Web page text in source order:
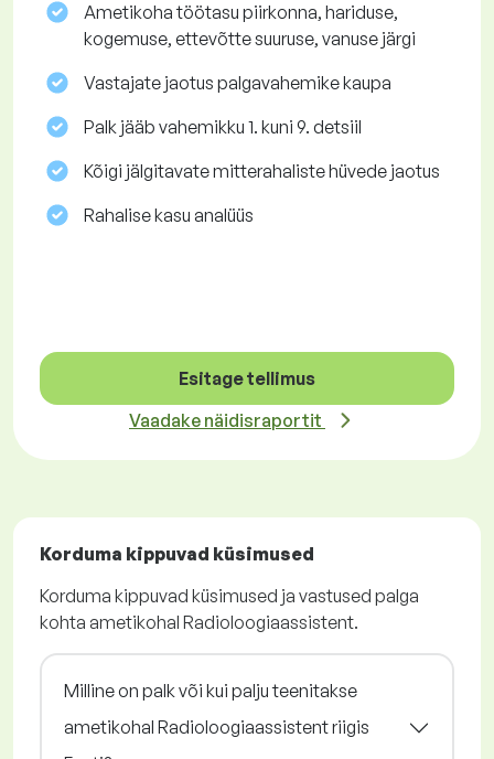
Ametikoha töötasu piirkonna, hariduse,
kogemuse, ettevõtte suuruse, vanuse järgi
Vastajate jaotus palgavahemike kaupa
Palk jääb vahemikku 1. kuni 9. detsiil
Kõigi jälgitavate mitterahaliste hüvede jaotus
Rahalise kasu analüüs
Esitage tellimus
Vaadake näidisraportit
Korduma kippuvad küsimused
Korduma kippuvad küsimused ja vastused palga
kohta ametikohal Radioloogiaassistent.
Milline on palk või kui palju teenitakse
ametikohal Radioloogiaassistent riigis